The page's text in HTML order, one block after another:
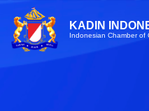
KADIN
Indonesian Chamber of